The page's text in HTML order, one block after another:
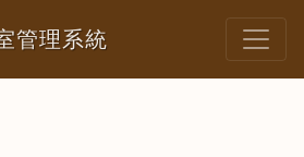
管理系統